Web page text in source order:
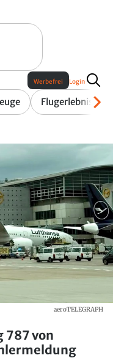
Flugerlebnis
Werbefrei Login
aeroTELEGRAPH
787 von